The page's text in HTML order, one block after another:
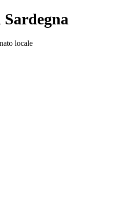
locale